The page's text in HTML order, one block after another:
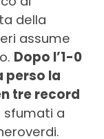
della
assume
Dopo l’1-0
perso la
tre record
sfumati a